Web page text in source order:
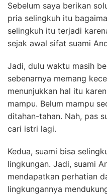
Sebelum saya berikan
pria selingkuh itu
selingkuh itu terjadi
sejak awal sifat suami
Jadi, dulu waktu masih
sebenarnya memang
menunjukkan hal itu
mampu. Belum mampu
ditahan-tahan. Nah, pas
cari istri lagi.
Kedua, suami bisa
lingkungan. Jadi, suami
mendapatkan perhatian
lingkungannya